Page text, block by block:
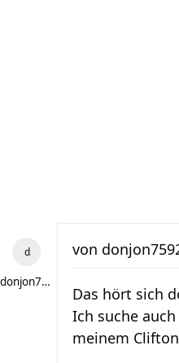
donjon7592
von
Das hört sich
Ich suche
meinem